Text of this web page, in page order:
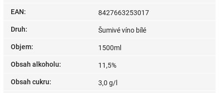
EAN: 8427663253017
Druh: Šumivé víno bílé
Objem: 1500ml
Obsah alkoholu: 11,5%
Obsah cukru: 3,0 g/l